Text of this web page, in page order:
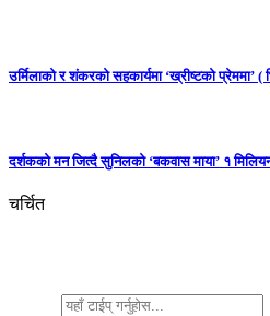
उर्मिलाको र शंकरको सहकार्यमा ‘ख्रीष्टको प्रेममा’ (
दर्शकको मन जित्दै सुनिलको ‘बकवास माया’ १
चर्चित